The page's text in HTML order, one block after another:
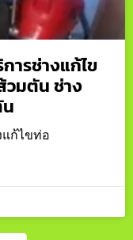
ารช่างแก้ไข
มตัน ช่าง
ก้ไขท่อ